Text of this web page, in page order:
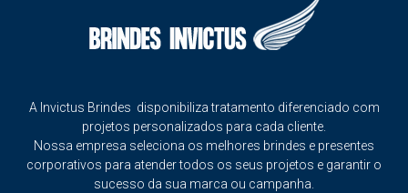
A Invictus Brindes disponibiliza tratamento diferenciado com
projetos personalizados para cada cliente.
Nossa empresa seleciona os melhores brindes e presentes
corporativos para atender todos os seus projetos e garantir o
sucesso da sua marca ou campanha.